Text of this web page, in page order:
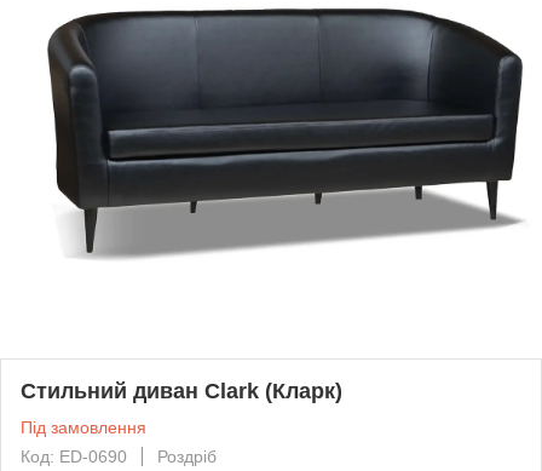
Стильний диван Clark (Кларк)
Під замовлення
Код: ED-0690
Роздріб